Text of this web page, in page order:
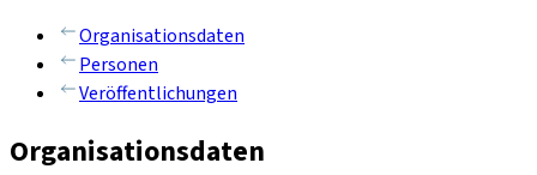
Organisationsdaten
Personen
Veröffentlichungen
Organisationsdaten